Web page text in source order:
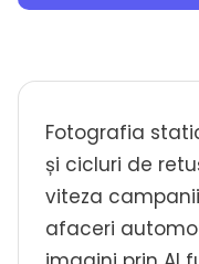
Fotografia
și cicluri de
viteza
afaceri